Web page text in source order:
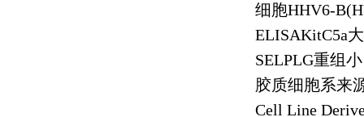
细胞HHV6-
ELISAKitC5a
SELPLG重组
胶质细胞系来
Cell Line